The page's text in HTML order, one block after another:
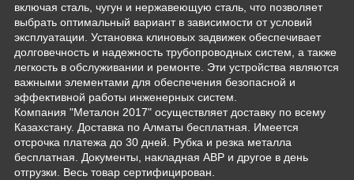
включая сталь, чугун и нержавеющую сталь, что позволяет
выбрать оптимальный вариант в зависимости от условий
эксплуатации. Установка клиновых задвижек обеспечивает
долговечность и надежность трубопроводных систем, а также
легкость в обслуживании и ремонте. Эти устройства являются
важными элементами для обеспечения безопасной и
эффективной работы инженерных систем.
Компания "Металон 2017" осуществляет доставку по всему
Казахстану. Доставка по Алматы бесплатная. Имеется
отсрочка платежа до 30 дней. Рубка и резка металла
бесплатная. Документы, накладная АВР и другое в день
отгрузки. Весь товар сертифицирован.